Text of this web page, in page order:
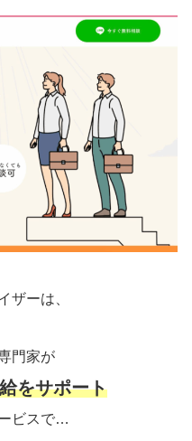
ザーは、
門家が
をサポート
ビスで…